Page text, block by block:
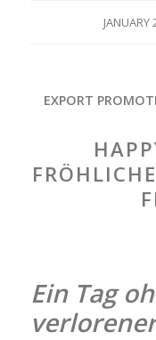
JANUARY
/
EXPORT
Ein Tag